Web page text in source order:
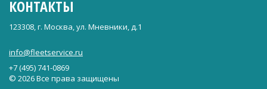
КОНТАКТЫ
123308, г. Москва, ул. Мневники, д.1
info@fleetservice.ru
+7 (495) 741-0869
© 2026 Все права защищены